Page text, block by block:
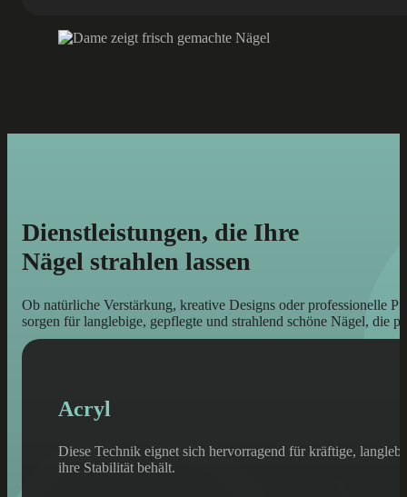
Dienstleistungen, die Ihre
Nägel strahlen lassen
Ob natürliche Verstärkung, kreative Designs oder professionelle
sorgen für langlebige, gepflegte und strahlend schöne Nägel, die
Acryl
Diese Technik eignet sich hervorragend für kräftige,
ihre Stabilität behält.